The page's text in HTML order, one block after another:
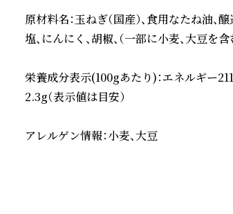
原材料名：玉ねぎ（国産）、食用なたね油、
塩、にんにく、胡椒、（一部に小麦、大豆を含
栄養成分表示(100gあたり)：エネルギー
2.3g（表示値は目安）
アレルゲン情報：小麦、大豆